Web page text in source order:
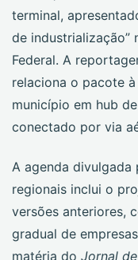
terminal,
de industrialização”
Federal. A
relaciona o pacote
município em hub
conectado por via
A agenda
regionais inclui o
versões anteriores,
gradual de
matéria do Jornal